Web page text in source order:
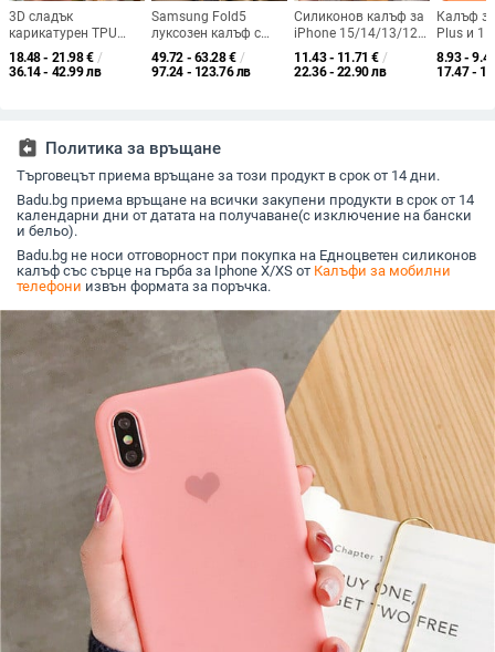
3D сладък
карикатурен TPU
калъф за Samsung
Galaxy Z Flip 6/3/4,
18.48 - 21.98€ /
36.14 - 42.99 лв
Samsung Fold5
луксозен калъф с
антична златна
панта и интегриран
49.72 - 63.28€ /
97.24 - 123.76 лв
Силиконов калъф за
iPhone 15/14/13/12
Pro Max със забавен
принт: кученце с
11.43 - 11.71 € /
22.36 - 22.90 лв
Калъф
Plus и
кожа-
стил;
розово
8.93 -
17.47 -
assignment_return Политика за връщане
Търговецът приема връщане за този продукт в срок от 14 дни.
Badu.bg приема връщане на всички закупени продукти в срок от 14
календарни дни от датата на получаване(с изключение на бански
и бельо).
Badu.bg не носи отговорност при покупка на Едноцветен силиконов
калъф със сърце на гърба за Iphone X/XS от Калъфи за мобилни
телефони извън формата за поръчка.